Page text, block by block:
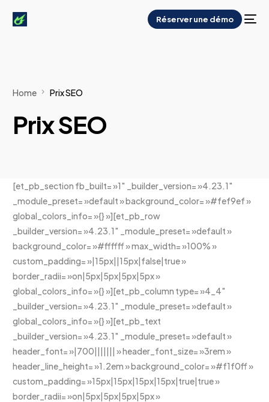
Réserver une démo
Home Prix SEO
Prix SEO
[et_pb_section fb_built= »1″ _builder_version= »4.23.1″
_module_preset= »default » background_color= »#fef9ef »
global_colors_info= »{} »][et_pb_row
_builder_version= »4.23.1″ _module_preset= »default »
background_color= »#ffffff » max_width= »100% »
custom_padding= »|15px||15px|false|true »
border_radii= »on|5px|5px|5px|5px »
global_colors_info= »{} »][et_pb_column type= »4_4″
_builder_version= »4.23.1″ _module_preset= »default »
global_colors_info= »{} »][et_pb_text
_builder_version= »4.23.1″ _module_preset= »default »
header_font= »|700||||||| » header_font_size= »3rem »
header_line_height= »1.2em » background_color= »#f1f0ff »
custom_padding= »15px|15px|15px|15px|true|true »
border_radii= »on|5px|5px|5px|5px »